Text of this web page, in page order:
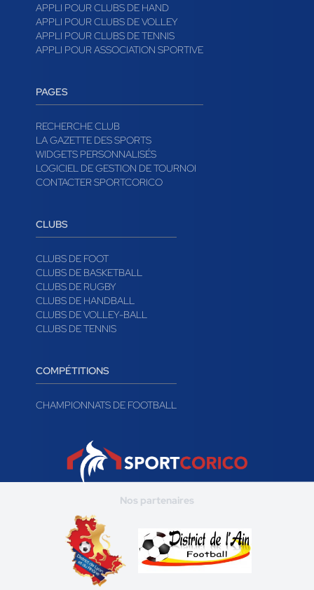
APPLI POUR CLUBS DE HAND
APPLI POUR CLUBS DE VOLLEY
APPLI POUR CLUBS DE TENNIS
APPLI POUR ASSOCIATION SPORTIVE
PAGES
RECHERCHE CLUB
LA GAZETTE DES SPORTS
WIDGETS PERSONNALISÉS
LOGICIEL DE GESTION DE TOURNOI
CONTACTER SPORTCORICO
CLUBS
CLUBS DE FOOT
CLUBS DE BASKETBALL
CLUBS DE RUGBY
CLUBS DE HANDBALL
CLUBS DE VOLLEY-BALL
CLUBS DE TENNIS
COMPÉTITIONS
CHAMPIONNATS DE FOOTBALL
Nos partenaires